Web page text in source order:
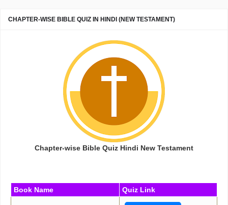
CHAPTER-WISE BIBLE QUIZ IN HINDI (NEW TESTAMENT)
Chapter-wise Bible Quiz Hindi New Testament
Book Name Quiz Link